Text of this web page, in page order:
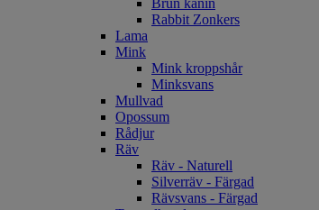
Rabbit Zonkers
Lama
Mink
Mink kroppshår
Minksvans
Mullvad
Opossum
Rådjur
Räv
Räv - Naturell
Silverräv - Färgad
Rävsvans - Färgad